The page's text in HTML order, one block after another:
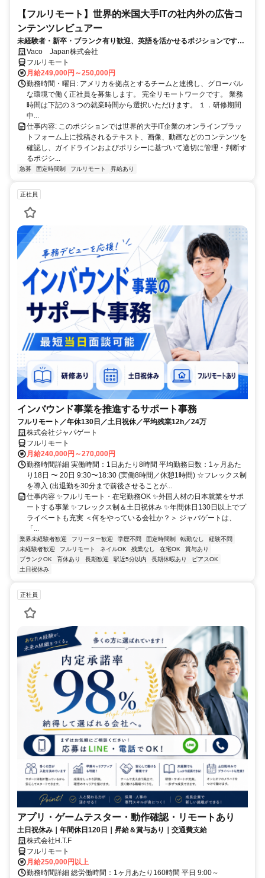
【フルリモート】世界的米国大手ITの社内外の広告コ
ンテンツレビュアー
未経験者・新卒・ブランク有り歓迎、英語を活かせるポジションです。
完全リモート
Vaco Japan株式会社
フルリモート
月給249,000円～250,000円
勤務時間・曜日: アメリカを拠点とするチームと連携し、グローバル
な環境で働く正社員を募集します。 完全リモートワークです。 業務
時間は下記の３つの就業時間から選択いただけます。 １．研修期間
中...
仕事内容: このポジションでは世界的大手IT企業のオンラインプラッ
トフォーム上に投稿されるテキスト、画像、動画などのコンテンツを
確認し、ガイドラインおよびポリシーに基づいて適切に管理・判断す
るポジシ...
急募 固定時間制 フルリモート 昇給あり
正社員
インバウンド事業を推進するサポート事務
フルリモート／年休130日／土日祝休／平均残業12h／24万
株式会社ジャパゲート
フルリモート
月給240,000円～270,000円
勤務時間詳細 実働時間：1日あたり8時間 平均勤務日数：1ヶ月あた
り18日 〜 20日 9:30〜18:30 (実働8時間／休憩1時間) ☆フレックス制
を導入 (出退勤を30分まで前後させることが...
仕事内容 ✨フルリモート・在宅勤務OK ✨外国人材の日本就業をサポ
ートする事業 ✨フレックス制＆土日祝休み ✨年間休日130日以上でプ
ライベートも充実 ＜何をやっている会社か？＞ ジャパゲートは、
「...
業界未経験者歓迎 フリーター歓迎 学歴不問 固定時間制 転勤なし
経験不問
未経験者歓迎
フルリモート ネイルOK 残業なし 在宅OK
賞与あり
ブランクOK
育休あり 長期歓迎 駅近5分以内 長期休暇あり
ピアスOK
土日祝休み
正社員
アプリ・ゲームテスター・動作確認・リモートあり
土日祝休み｜年間休日120日｜昇給＆賞与あり｜交通費支給
株式会社H.T.F
フルリモート
月給250,000円以上
勤務時間詳細 総労働時間：1ヶ月あたり160時間 平日 9:00～